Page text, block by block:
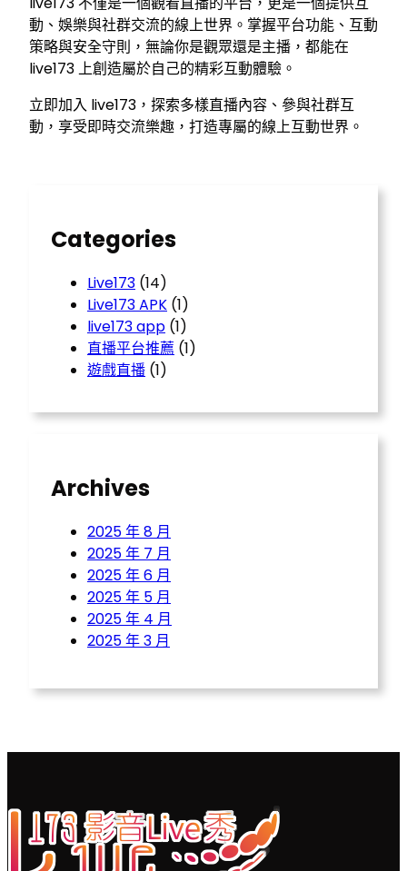
動、娛樂與社群交流的線上世界。掌握平台功能、互動
策略與安全守則，無論你是觀眾還是主播，都能在
live173 上創造屬於自己的精彩互動體驗。
立即加入 live173，探索多樣直播內容、參與社群互
動，享受即時交流樂趣，打造專屬的線上互動世界。
Categories
Live173 (14)
Live173 APK (1)
live173 app (1)
直播平台推薦 (1)
遊戲直播 (1)
Archives
2025 年 8 月
2025 年 7 月
2025 年 6 月
2025 年 5 月
2025 年 4 月
2025 年 3 月